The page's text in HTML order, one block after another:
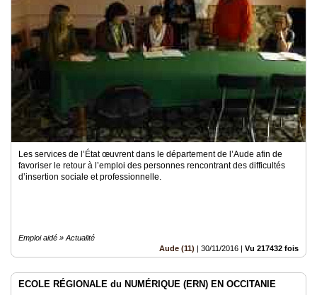
Les services de l’État œuvrent dans le département de l’Aude afin de
favoriser le retour à l’emploi des personnes rencontrant des difficultés
d’insertion sociale et professionnelle.
Emploi aidé » Actualité
Aude (11) | 30/11/2016 | Vu 217432 fois
ECOLE RÉGIONALE du NUMÉRIQUE (ERN) EN OCCITANIE